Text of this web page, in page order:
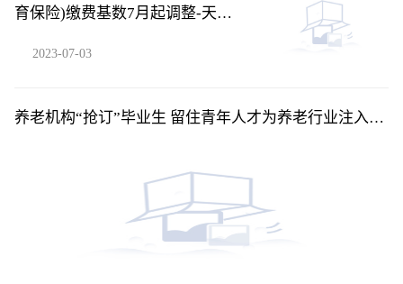
育保险)缴费基数7月起调整-天天
2023-07-03
养老机构“抢订”毕业生 留住青年人才为养老行业注入新